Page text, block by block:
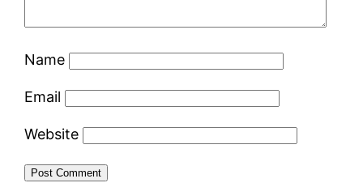
Name
Email
Website